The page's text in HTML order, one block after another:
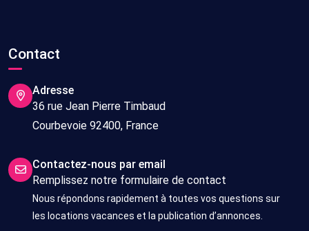
Contact
Adresse
36 rue Jean Pierre Timbaud
Courbevoie 92400, France
Contactez-nous par email
Remplissez notre formulaire de contact
Nous répondons rapidement à toutes vos questions sur
les locations vacances et la publication d’annonces.